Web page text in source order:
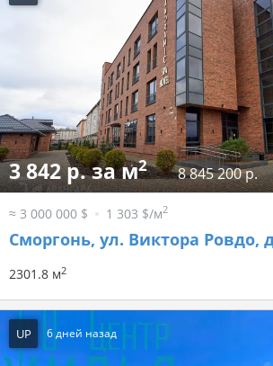
3 842 р. за м2 8 845 200 р.
≈ 3 000 000 $ 1 303 $/м2
Сморгонь, ул. Виктора Ровдо,
2301.8 м2
UP 6 дней назад